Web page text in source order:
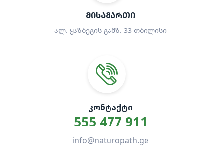
ᲛᲘᲡᲐᲛᲐᲠᲗᲘ
ალ. ყაზბეგის გამზ. 33 თბილისი
ᲙᲝᲜᲢᲐᲥᲢᲘ
555 477 911
info@naturopath.ge